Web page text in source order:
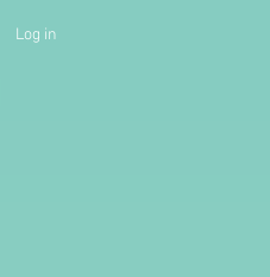
Log in